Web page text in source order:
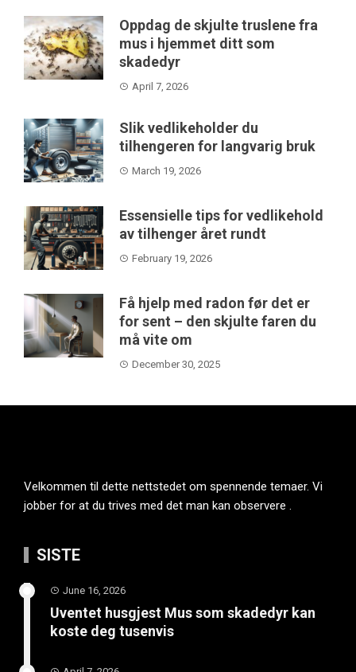
Oppdag de skjulte truslene fra
mus i hjemmet ditt som
skadedyr
April 7, 2026
Slik vedlikeholder du
tilhengeren for langvarig bruk
March 19, 2026
Essensielle tips for vedlikehold
av tilhenger året rundt
February 19, 2026
Få hjelp med radon før det er
for sent – den skjulte faren du
må vite om
December 30, 2025
Velkommen til dette nettstedet om spennende temaer. Vi
jobber for at du trives med det man kan observere .
SISTE
June 16, 2026
Uventet husgjest Mus som skadedyr kan
koste deg tusenvis